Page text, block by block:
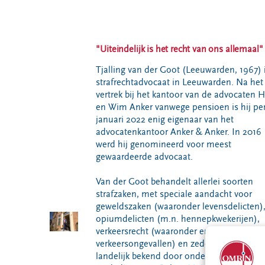
Ecopark De
Wierde
Reststoffen
Energie
Centrale
Projecten
Locaties
Voor leveranciers en bezoekers
"Uiteindelijk is het recht van ons allemaal"
Tjalling van der Goot (Leeuwarden, 1967)
strafrechtadvocaat in Leeuwarden. Na het
vertrek bij het kantoor van de advocaten
en Wim Anker vanwege pensioen is hij
januari 2022 enig eigenaar van het
advocatenkantoor Anker & Anker. In 2016
werd hij genomineerd voor meest
gewaardeerde advocaat.
Van der Goot behandelt allerlei soorten
strafzaken, met speciale aandacht voor
geweldszaken (waaronder levensdelicten),
opiumdelicten (m.n. hennepkwekerijen),
verkeersrecht (waaronder ernstige
verkeersongevallen) en zedenzaken. Hij is
landelijk bekend door onder andere het